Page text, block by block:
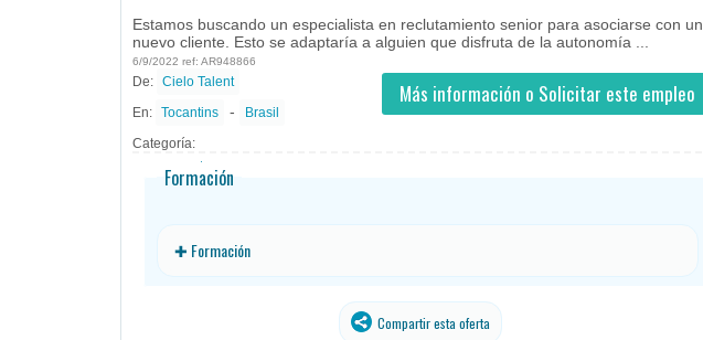
Estamos buscando un especialista en reclutamiento senior para asociarse con un
nuevo cliente. Esto se adaptaría a alguien que disfruta de la autonomía ...
6/9/2022 ref: AR948866
Más información o Solicitar este empleo
De: Cielo Talent
En: Tocantins -
Brasil
Categoría:
Formación
✚ Formación
Compartir esta oferta